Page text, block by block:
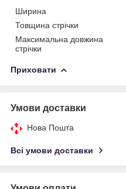
Ширина
Товщина стрічки
Максимальна довжина
стрічки
Приховати
Умови доставки
Нова Пошта
Всі умови доставки